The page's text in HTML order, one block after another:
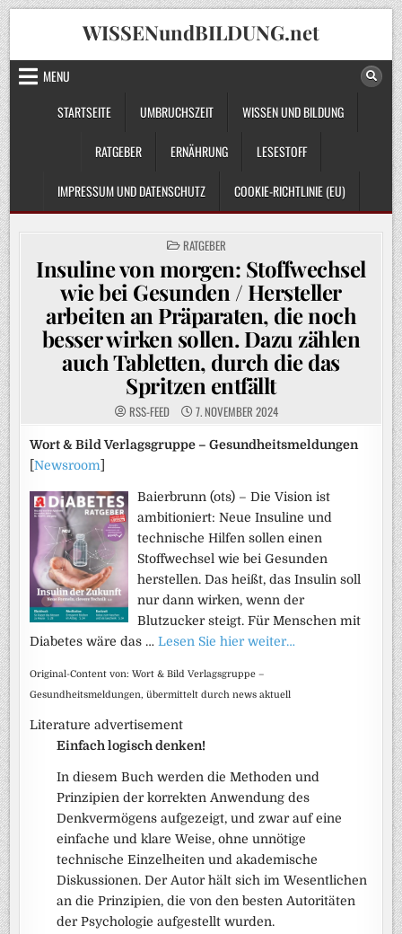
Skip
to
content
WISSENundBILDUNG.net
MENU
STARTSEITE
UMBRUCHSZEIT WISSEN UND BILDUNG
RATGEBER ERNÄHRUNG LESESTOFF
IMPRESSUM UND DATENSCHUTZ COOKIE-RICHTLINIE (EU)
POSTED
IN
RATGEBER
Insuline von morgen: Stoffwechsel
wie bei Gesunden / Hersteller
arbeiten an Präparaten, die noch
besser wirken sollen. Dazu zählen
auch Tabletten, durch die das
Spritzen entfällt
RSS-FEED 7. NOVEMBER 2024
Wort & Bild Verlagsgruppe – Gesundheitsmeldungen
[Newsroom
Baierbrunn (ots) – Die Vision ist
ambitioniert: Neue Insuline und
technische Hilfen sollen einen
Stoffwechsel wie bei Gesunden
herstellen. Das heißt, das Insulin soll
nur dann wirken, wenn der
Blutzucker steigt. Für Menschen mit
Diabetes wäre das …Lesen Sie hier weiter…
Original-Content von: Wort & Bild Verlagsgruppe –
Gesundheitsmeldungen, übermittelt durch news aktuell
Literature advertisement
Einfach logisch denken!
In diesem Buch werden die Methoden und
Prinzipien der korrekten Anwendung des
Denkvermögens aufgezeigt, und zwar auf eine
einfache und klare Weise, ohne unnötige
technische Einzelheiten und akademische
Diskussionen. Der Autor hält sich im Wesentlichen
an die Prinzipien, die von den besten Autoritäten
der Psychologie aufgestellt wurden.